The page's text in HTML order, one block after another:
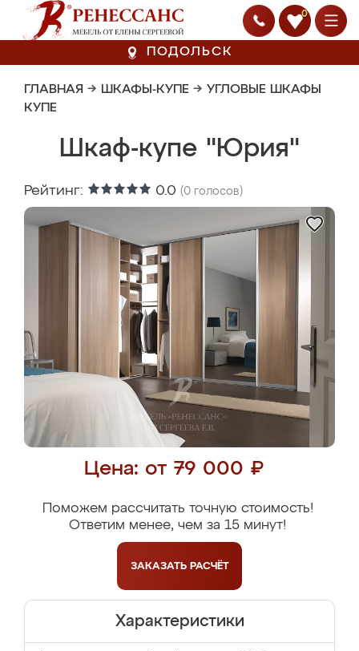
0
ПОДОЛЬСК
ГЛАВНАЯ → ШКАФЫ-КУПЕ → УГЛОВЫЕ ШКАФЫ
КУПЕ
Шкаф-купе "Юрия"
Рейтинг: 0.0 (0 голосов)
Цена: от 79 000 ₽
Поможем рассчитать точную стоимость!
Ответим менее, чем за 15 минут!
ЗАКАЗАТЬ РАСЧЁТ
Характеристики